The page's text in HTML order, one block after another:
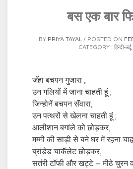
बस एक बार
BY PRIYA TAYAL POSTED ON
CATEGORY : हिन्दी-
जॅंहा बचपन गुजारा ,
उन गलि‍यों में जाना चाहती हूं ;
जि‍न्होनें बचपन सॅंवारा,
उन पत्थरों से खेलना चाहती हूं ;
आलीशान बगांले को छोड़कर,
मम्मी की साड़ी से बने घर में रहना
ब्रांडेड चाकॅलेट छोड़कर,
सतंरी टॉफी और खट्टे – मीठे चुरन